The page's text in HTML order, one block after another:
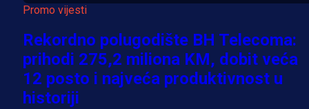
Promo vijesti
Rekordno polugodište BH Telecoma:
prihodi 275,2 miliona KM, dobit veća
12 posto i najveća produktivnost u
historiji